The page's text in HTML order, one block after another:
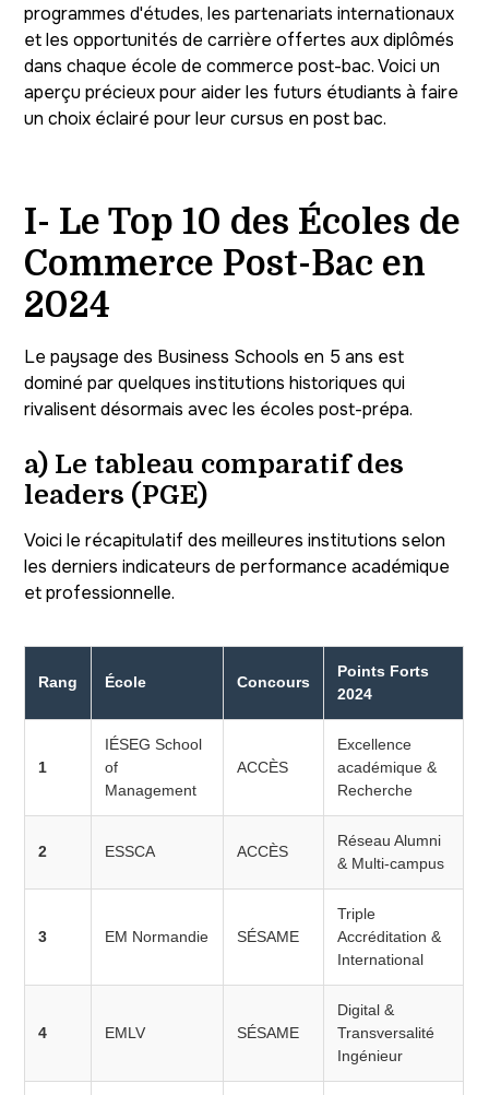
programmes d'études, les partenariats internationaux
et les opportunités de carrière offertes aux diplômés
dans chaque école de commerce post-bac. Voici un
aperçu précieux pour aider les futurs étudiants à faire
un choix éclairé pour leur cursus en post bac.
I- Le Top 10 des Écoles de
Commerce Post-Bac en
2024
Le paysage des Business Schools en 5 ans est
dominé par quelques institutions historiques qui
rivalisent désormais avec les écoles post-prépa.
a) Le tableau comparatif des
leaders (PGE)
Voici le récapitulatif des meilleures institutions selon
les derniers indicateurs de performance académique
et professionnelle.
Rang École Concours
Points Forts
2024
1
IÉSEG School
of
Management
ACCÈS
Excellence
académique &
Recherche
2 ESSCA ACCÈS
Réseau Alumni
& Multi-campus
3 EM Normandie SÉSAME
Triple
Accréditation &
International
4 EMLV SÉSAME
Digital &
Transversalité
Ingénieur